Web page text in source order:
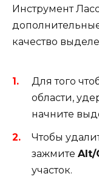
Инструмент
качество
Для того
области,
начните
Чтобы
зажмите Alt/
участок.